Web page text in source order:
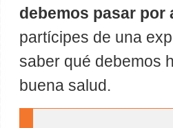
debemos pasar por
partícipes de una
saber qué debemos
buena salud.